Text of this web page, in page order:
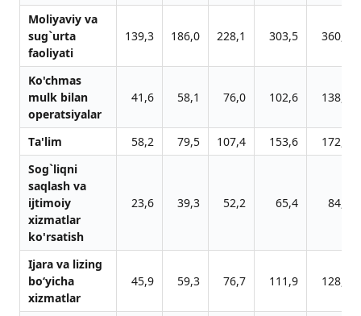
Moliyaviy vа
sug`urtа
fаoliyati
139,3 186,0 228,1 303,5 360,0
Ko'chmаs
mulk bilаn
operаtsiyalаr
41,6 58,1 76,0 102,6 138,3
Tа'lim 58,2 79,5 107,4 153,6
172,3
Sog`liqni
sаqlаsh vа
ijtimoiy
xizmаtlаr
ko'rsаtish
23,6 39,3 52,2 65,4 84,2
Ijara va lizing
bo‘yicha
xizmatlar
45,9 59,3 76,7 111,9 128,9